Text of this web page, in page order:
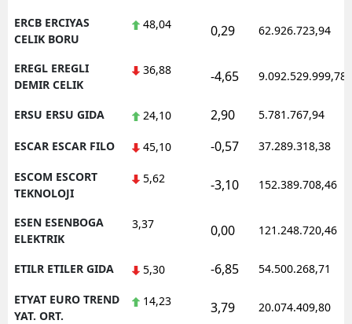
ERCB ERCIYAS
CELIK BORU
48,04 0,29 62.926.723,94
EREGL EREGLI
DEMIR CELIK
36,88 -4,65 9.092.529.999,78
ERSU ERSU GIDA 24,10 2,90 5.781.767,94
ESCAR ESCAR FILO 45,10 -0,57 37.289.318,38
ESCOM ESCORT
TEKNOLOJI
5,62 -3,10 152.389.708,46
ESEN ESENBOGA
ELEKTRIK
3,37 0,00 121.248.720,46
ETILR ETILER GIDA 5,30 -6,85 54.500.268,71
ETYAT EURO TREND
YAT. ORT.
14,23 3,79 20.074.409,80